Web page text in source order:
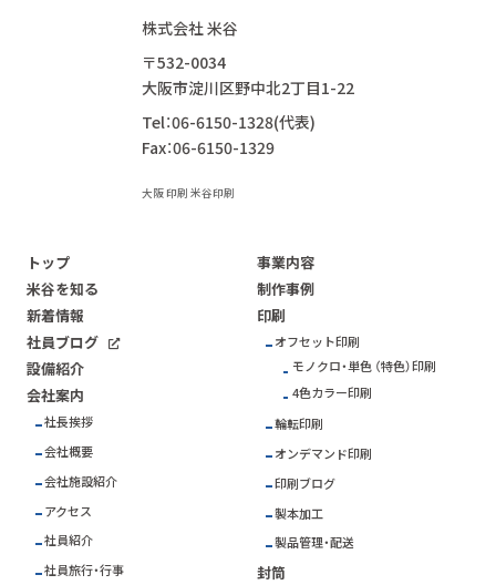
株式会社 米谷
〒532-0034
大阪市淀川区野中北2丁目1-22
Tel：06-6150-1328(代表)
Fax：06-6150-1329
大阪 印刷 米谷印刷
トップ
米谷を知る
新着情報
社員ブログ
設備紹介
会社案内
社長挨拶
会社概要
会社施設紹介
アクセス
社員紹介
社員旅行・行事
事業内容
制作事例
印刷
オフセット印刷
モノクロ・単色 （特色）印刷
4色カラー印刷
輪転印刷
オンデマンド印刷
印刷ブログ
製本加工
製品管理・配送
封筒